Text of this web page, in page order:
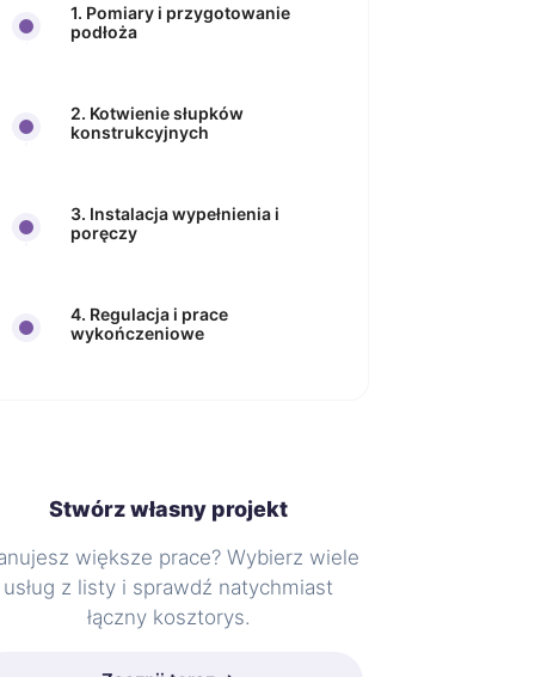
1. Pomiary i przygotowanie
podłoża
2. Kotwienie słupków
konstrukcyjnych
3. Instalacja wypełnienia i
poręczy
4. Regulacja i prace
wykończeniowe
Stwórz własny projekt
większe prace? Wybierz wiele
usług z listy i sprawdź natychmiast
łączny kosztorys.